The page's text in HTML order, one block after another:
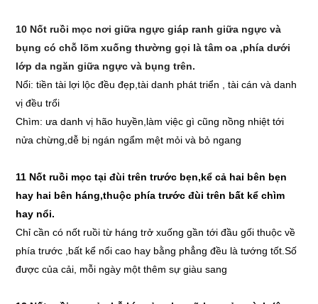
10 Nốt ruồi mọc nơi giữa ngực giáp ranh giữa ngực và
bụng có chỗ lõm xuống thường gọi là tâm oa ,phía dưới
lớp da ngăn giữa ngực và bụng trên.
Nổi: tiền tài lợi lộc đều đẹp,tài danh phát triển , tài cán và danh
vị đều trổi
Chìm: ưa danh vị hão huyền,làm việc gì cũng nồng nhiệt tới
nửa chừng,dễ bị ngán ngẩm mệt mỏi và bỏ ngang
11 Nốt ruồi mọc tại đùi trên trước bẹn,kể cả hai bên bẹn
hay hai bên háng,thuộc phía trước đùi trên bất kể chìm
hay nổi.
Chỉ cần có nốt ruồi từ háng trở xuống gần tới đầu gối thuộc về
phía trước ,bất kể nổi cao hay bằng phẳng đều là tướng tốt.Số
được của cải, mỗi ngày một thêm sự giàu sang